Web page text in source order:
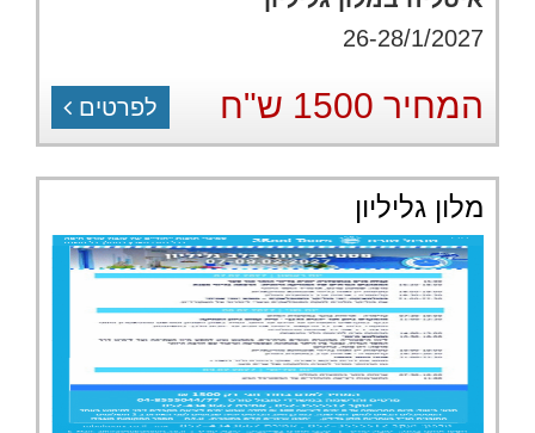
26-28/1/2027
המחיר 1500 ש"ח לפרטים
מלון גליליון